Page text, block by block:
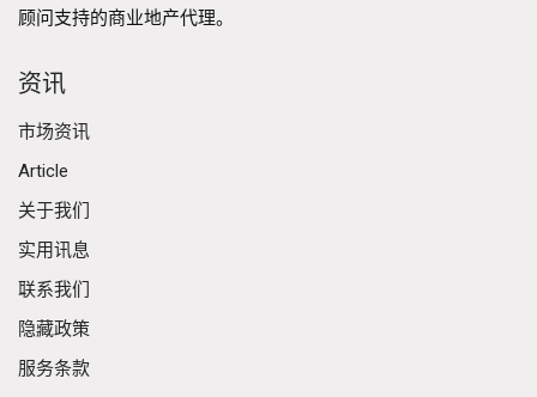
顾问支持的商业地产代理。
资讯
市场资讯
Article
关于我们
实用讯息
联系我们
隐藏政策
服务条款